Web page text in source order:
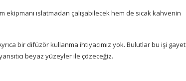
ıslatmadan çalışabilecek hem de sıcak kahvenin
bir difüzör kullanma ihtiyacımız yok. Bulutlar bu işi gayet
beyaz yüzeyler ile çözeceğiz.